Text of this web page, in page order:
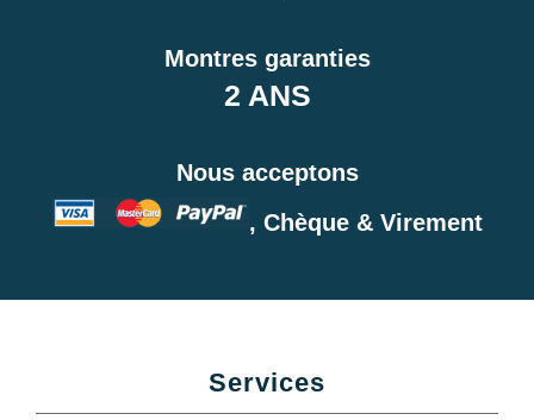
Montres garanties
2 ANS
Nous acceptons
, Chèque & Virement
Services